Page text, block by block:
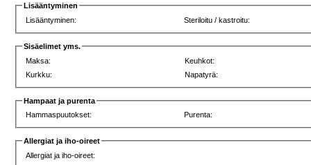
Lisääntyminen
Lisääntyminen:
Steriloitu / kastroitu:
Sisäelimet yms.
Maksa:
Keuhkot:
Kurkku:
Napatyrä:
Hampaat ja purenta
Hammaspuutokset:
Purenta:
Allergiat ja iho-oireet
Allergiat ja iho-oireet: